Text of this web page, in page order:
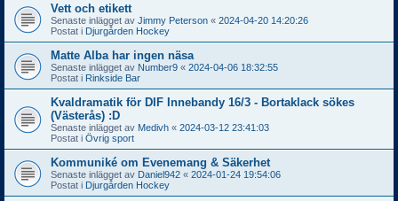
Vett och etikett
Senaste inlägget av Jimmy Peterson « 2024-04-20 14:20:26
Postat i Djurgården Hockey
Matte Alba har ingen näsa
Senaste inlägget av Number9 « 2024-04-06 18:32:55
Postat i Rinkside Bar
Kvaldramatik för DIF Innebandy 16/3 - Bortaklack sökes
(Västerås) :D
Senaste inlägget av Medivh « 2024-03-12 23:41:03
Postat i Övrig sport
Kommuniké om Evenemang & Säkerhet
Senaste inlägget av Daniel942 « 2024-01-24 19:54:06
Postat i Djurgården Hockey